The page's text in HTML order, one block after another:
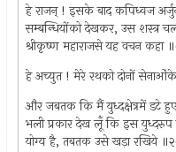
हे राजन् ! इसके बाद कपिध्वज
सम्बन्धियोंको देखकर, उस शस्त्र
श्रीकृष्ण महाराजसे यह वचन कहा
हे अच्युत ! मेरे रथको दोनों
और जबतक कि मैं युध्दक्षेत्रमें डटे
भली प्रकार देख लूँ कि इस
योग्य है, तबतक उसे खड़ा रखिये